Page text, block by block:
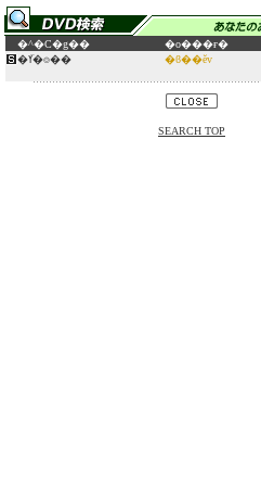
�^�C�g�� �o���ғ�
�ߌ�̈⌾��
�ϐ��ĕv
SEARCH TOP